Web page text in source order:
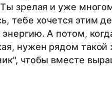
Ты зрелая и уже
тебе хочется этим
энергию. А потом,
нужен рядом такой
чтобы вместе